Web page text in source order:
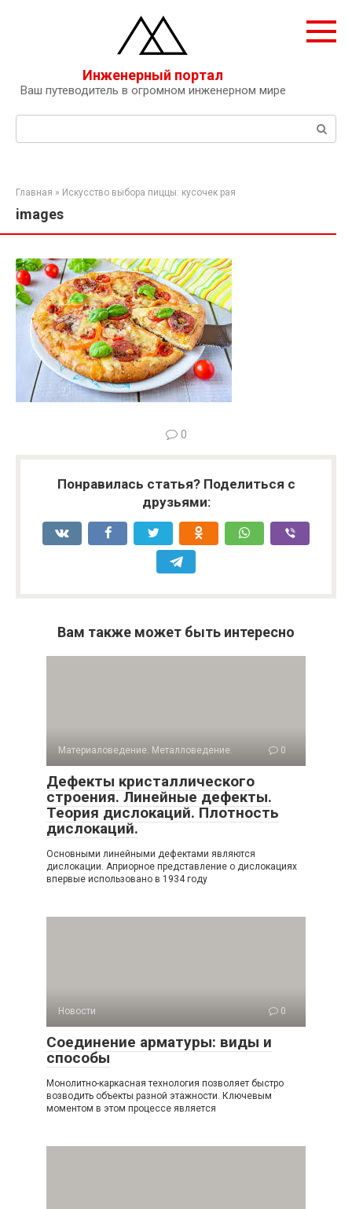
Инженерный портал
Ваш путеводитель в огромном инженерном мире
Поиск:
Главная » Искусство выбора пиццы: кусочек рая
images
0
Понравилась статья? Поделиться с
друзьями:
Вам также может быть интересно
Материаловедение. Металловедение. 0
Дефекты кристаллического
строения. Линейные дефекты.
Теория дислокаций. Плотность
дислокаций.
Основными линейными дефектами являются
дислокации. Априорное представление о дислокациях
впервые использовано в 1934 году
Новости 0
Соединение арматуры: виды и
споcобы
Монолитно-каркасная технология позволяет быстро
возводить объекты разной этажности. Ключевым
моментом в этом процессе является